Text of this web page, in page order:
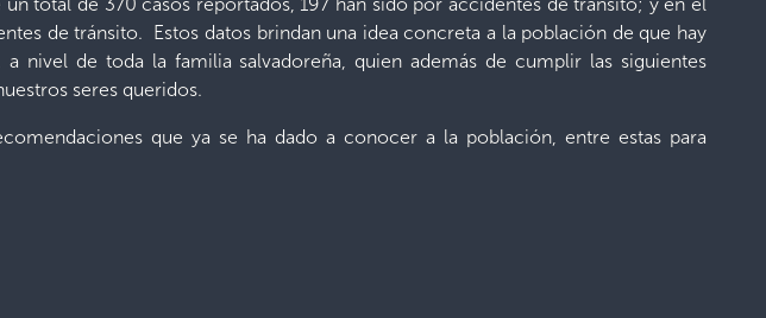
de tránsito. Estos datos brindan una idea concreta a la población de que hay
de toda la familia salvadoreña, quien además de cumplir las siguientes
seres queridos.
que ya se ha dado a conocer a la población, entre estas para